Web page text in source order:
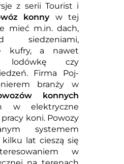
z serii Tourist i
konnyw tej
mieć m.in. dach,
siedzeniami,
kufry, a nawet
lodówkę czy
Firma Poj-
branży w
konnych
w elektryczne
koni. Powozy
systemem
lat cieszą się
w